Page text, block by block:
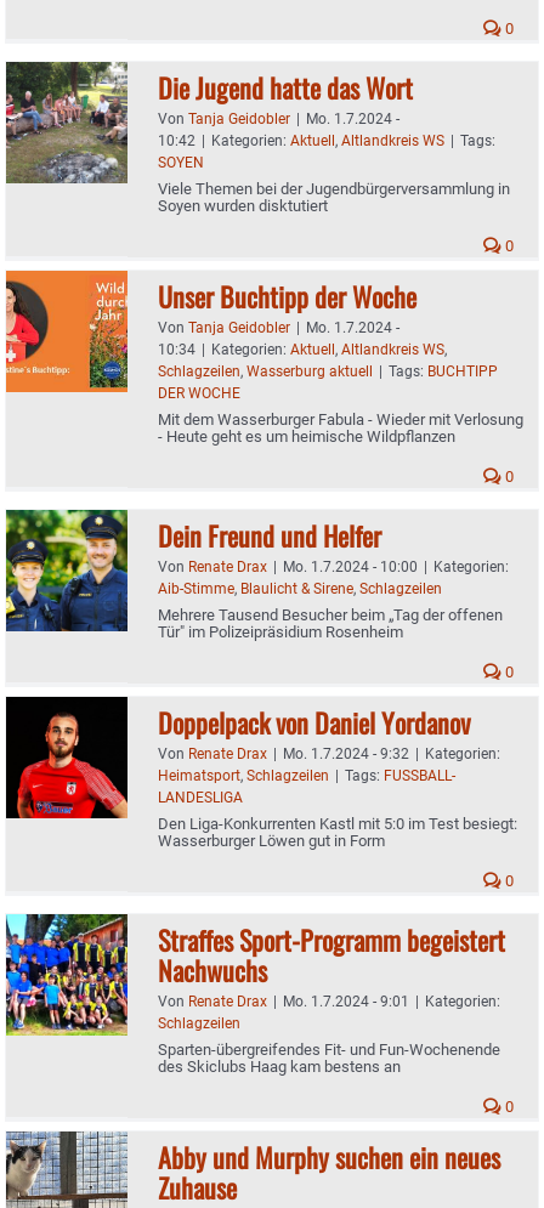
0
Die Jugend hatte das Wort
Von Tanja Geidobler | Mo. 1.7.2024 -
10:42 | Kategorien: Aktuell, Altlandkreis WS | Tags:
SOYEN
Viele Themen bei der Jugendbürgerversammlung in
Soyen wurden disktutiert
0
Unser Buchtipp der Woche
Von Tanja Geidobler | Mo. 1.7.2024 -
10:34 | Kategorien: Aktuell, Altlandkreis WS,
Schlagzeilen, Wasserburg aktuell | Tags: BUCHTIPP
DER WOCHE
Mit dem Wasserburger Fabula - Wieder mit Verlosung
- Heute geht es um heimische Wildpflanzen
0
Dein Freund und Helfer
Von Renate Drax | Mo. 1.7.2024 - 10:00 | Kategorien:
Aib-Stimme, Blaulicht & Sirene, Schlagzeilen
Mehrere Tausend Besucher beim „Tag der offenen
Tür" im Polizeipräsidium Rosenheim
0
Doppelpack von Daniel Yordanov
Von Renate Drax | Mo. 1.7.2024 - 9:32 | Kategorien:
Heimatsport, Schlagzeilen | Tags: FUSSBALL-
LANDESLIGA
Den Liga-Konkurrenten Kastl mit 5:0 im Test besiegt:
Wasserburger Löwen gut in Form
0
Straffes Sport-Programm begeistert
Nachwuchs
Von Renate Drax | Mo. 1.7.2024 - 9:01 | Kategorien:
Schlagzeilen
Sparten-übergreifendes Fit- und Fun-Wochenende
des Skiclubs Haag kam bestens an
0
Abby und Murphy suchen ein neues
Zuhause